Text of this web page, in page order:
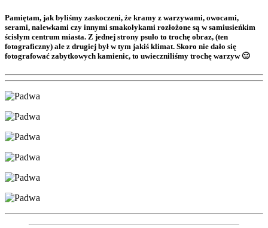
Pamiętam, jak byliśmy zaskoczeni, że kramy z warzywami, owocami,
serami, nalewkami czy innymi smakołykami rozłożone są w samiusieńkim
ścisłym centrum miasta. Z jednej strony psuło to trochę obraz, (ten
fotograficzny) ale z drugiej był w tym jakiś klimat. Skoro nie dało się
fotografować zabytkowych kamienic, to uwieczniliśmy trochę warzyw 🙂